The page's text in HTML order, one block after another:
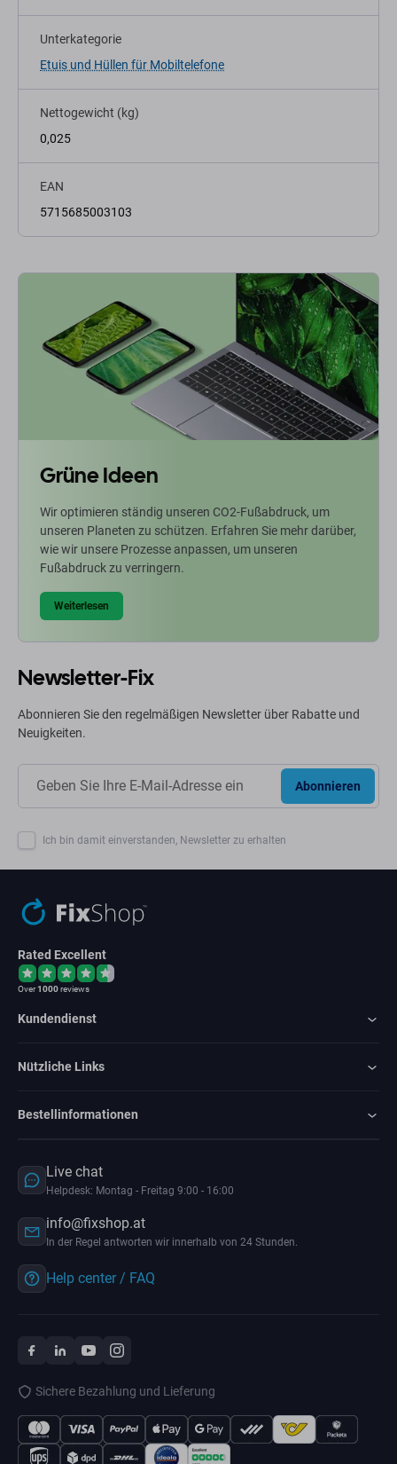
Unterkategorie
Etuis und Hüllen für Mobiltelefone
Nettogewicht (kg)
0,025
EAN
5715685003103
Grüne Ideen
Wir optimieren ständig unseren CO2-Fußabdruck, um
unseren Planeten zu schützen. Erfahren Sie mehr darüber,
wie wir unsere Prozesse anpassen, um unseren
Fußabdruck zu verringern.
Weiterlesen
Newsletter-Fix
Abonnieren Sie den regelmäßigen Newsletter über Rabatte und
Neuigkeiten.
Abonnieren
Ich bin damit einverstanden, Newsletter zu erhalten
Rated Excellent
Over1000reviews
Kundendienst
Nützliche Links
Bestellinformationen
Live chat
Helpdesk: Montag - Freitag 9:00 - 16:00
info@fixshop.at
In der Regel antworten wir innerhalb von 24 Stunden.
Help center / FAQ
Sichere Bezahlung und Lieferung